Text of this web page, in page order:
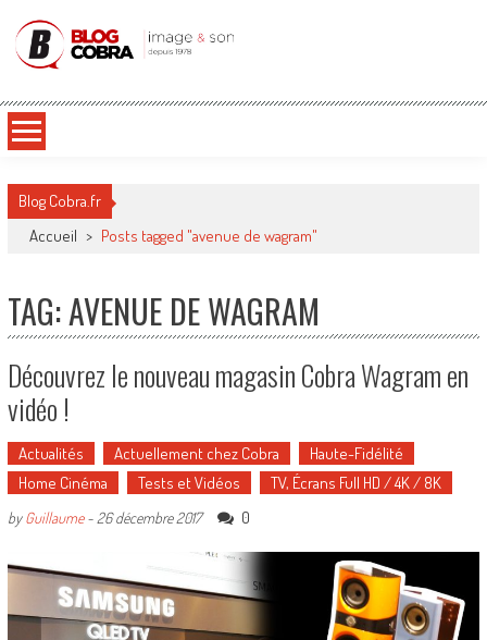
Blog Cobra
Blog Cobra.fr
Accueil > Posts tagged "avenue de wagram"
TAG: AVENUE DE WAGRAM
Découvrez le nouveau magasin Cobra Wagram en
vidéo !
Actualités Actuellement chez Cobra
Haute-Fidélité
Home Cinéma
Tests et Vidéos TV, Écrans Full HD / 4K / 8K
byGuillaume- 26 décembre 2017 0